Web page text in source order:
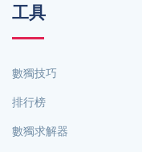
工具
數獨技巧
排行榜
數獨求解器